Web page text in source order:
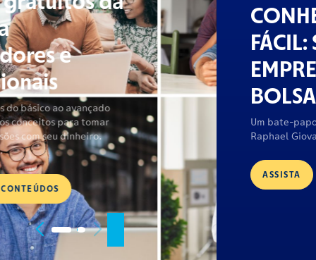
CONHEÇA O B3
FÁCIL: SUA
EMPRESA NA
BOLSA
Um bate-papo com Marina Naime e
Raphael Giovanini
ASSISTA